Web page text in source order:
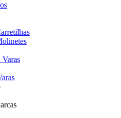
Varas